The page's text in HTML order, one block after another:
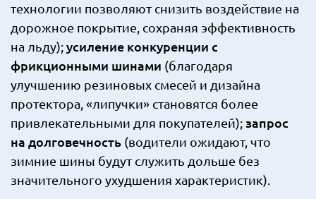
технологии позволяют снизить воздействие на
дорожное покрытие, сохраняя эффективность
на льду);усиление конкуренции с
фрикционными шинами (благодаря
улучшению резиновых смесей и дизайна
протектора, «липучки» становятся более
привлекательными для покупателей);запрос
на долговечность (водители ожидают, что
зимние шины будут служить дольше без
значительного ухудшения характеристик).